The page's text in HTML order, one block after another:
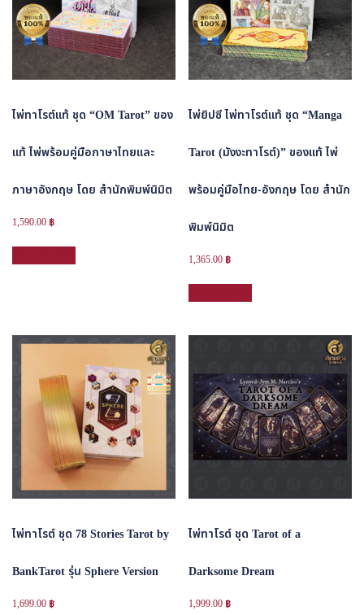
ไพ่ทาโรต์แท้ ชุด “OM Tarot” ของ
แท้ ไพ่พร้อมคู่มือภาษาไทยและ
ภาษาอังกฤษ โดย สำนักพิมพ์นิมิต
1,590.00 ฿
ไพ่ยิปซี ไพ่ทาโรต์แท้ ชุด “Manga
Tarot (มังงะทาโรต์)” ของแท้ ไพ่
พร้อมคู่มือไทย-อังกฤษ โดย สำนัก
พิมพ์นิมิต
1,365.00 ฿
ไพ่ทาโรต์ ชุด 78 Stories Tarot by
BankTarot รุ่น Sphere Version
1,699.00 ฿
ไพ่ทาโรต์ ชุด Tarot of a
Darksome Dream
1,999.00 ฿